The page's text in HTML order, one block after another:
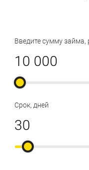
Введите сумму займа,
Срок, дней